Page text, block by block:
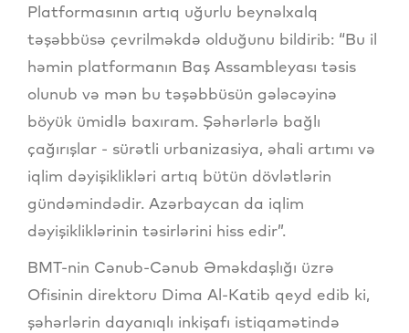
Platformasının artıq uğurlu beynəlxalq
təşəbbüsə çevrilməkdə olduğunu bildirib: “Bu il
həmin platformanın Baş Assambleyası təsis
olunub və mən bu təşəbbüsün gələcəyinə
böyük ümidlə baxıram. Şəhərlərlə bağlı
çağırışlar - sürətli urbanizasiya, əhali artımı və
iqlim dəyişiklikləri artıq bütün dövlətlərin
gündəmindədir. Azərbaycan da iqlim
dəyişikliklərinin təsirlərini hiss edir”.
BMT-nin Cənub-Cənub Əməkdaşlığı üzrə
Ofisinin direktoru Dima Al-Katib qeyd edib ki,
şəhərlərin dayanıqlı inkişafı istiqamətində